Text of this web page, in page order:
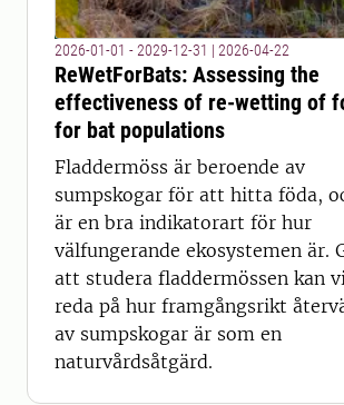
2026-01-01 - 2029-12-31 | 2026-04-22
ReWetForBats: Assessing the
effectiveness of re-wetting of
for bat populations
Fladdermöss är beroende av
sumpskogar för att hitta föda,
är en bra indikatorart för hur
välfungerande ekosystemen är.
att studera fladdermössen kan
reda på hur framgångsrikt
av sumpskogar är som en
naturvårdsåtgärd.